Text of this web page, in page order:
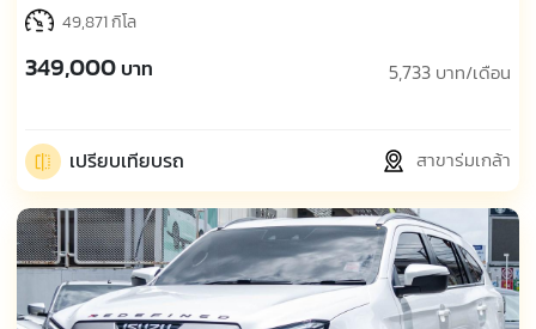
49,871 กิโล
349,000 บาท 5,733 บาท/เดือน
เปรียบเทียบรถ สาขาร่มเกล้า